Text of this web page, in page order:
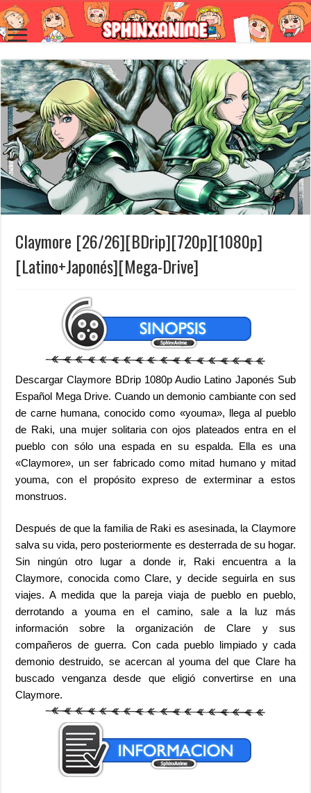
Claymore [26/26][BDrip][720p][1080p]
[Latino+Japonés][Mega-Drive]
Descargar Claymore BDrip 1080p Audio Latino Japonés Sub
Español Mega Drive. Cuando un demonio cambiante con sed
de carne humana, conocido como «youma», llega al pueblo
de Raki, una mujer solitaria con ojos plateados entra en el
pueblo con sólo una espada en su espalda. Ella es una
«Claymore», un ser fabricado como mitad humano y mitad
youma, con el propósito expreso de exterminar a estos
monstruos.
Después de que la familia de Raki es asesinada, la Claymore
salva su vida, pero posteriormente es desterrada de su hogar.
Sin ningún otro lugar a donde ir, Raki encuentra a la
Claymore, conocida como Clare, y decide seguirla en sus
viajes. A medida que la pareja viaja de pueblo en pueblo,
derrotando a youma en el camino, sale a la luz más
información sobre la organización de Clare y sus
compañeros de guerra. Con cada pueblo limpiado y cada
demonio destruido, se acercan al youma del que Clare ha
buscado venganza desde que eligió convertirse en una
Claymore.